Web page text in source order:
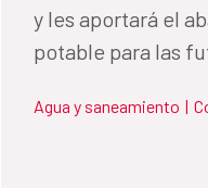
y les aportará el
potable para las
Agua y saneamiento |